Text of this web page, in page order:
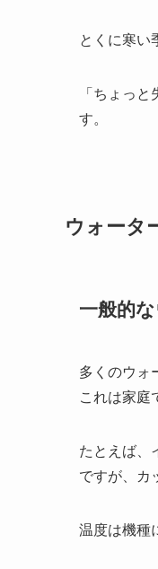
とくに寒い
「ちょっ
す。
ウォータ
一般的
多くのウォ
これは家庭
たとえば、
ですが、カ
温度は機種